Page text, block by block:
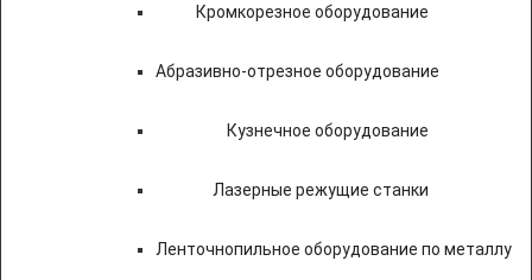
Кромкорезное оборудование
Абразивно-отрезное оборудование
Кузнечное оборудование
Лазерные режущие станки
Ленточнопильное оборудование по металлу